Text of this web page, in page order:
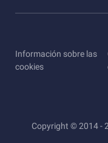
Copyright © 2014 -
Información sobre las
cookies